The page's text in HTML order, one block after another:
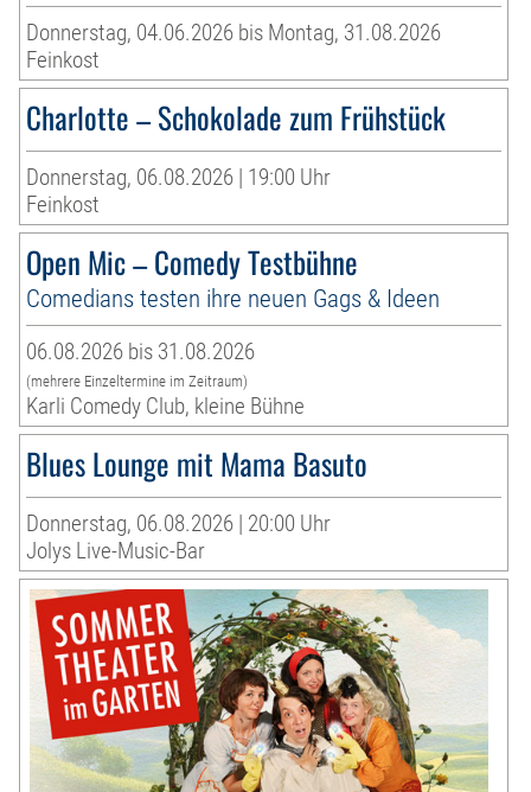
Donnerstag, 04.06.2026 bis Montag, 31.08.2026
Feinkost
Charlotte – Schokolade zum Frühstück
Donnerstag, 06.08.2026 | 19:00 Uhr
Feinkost
Open Mic – Comedy Testbühne
Comedians testen ihre neuen Gags & Ideen
06.08.2026 bis 31.08.2026
(mehrere Einzeltermine im Zeitraum)
Karli Comedy Club, kleine Bühne
Blues Lounge mit Mama Basuto
Donnerstag, 06.08.2026 | 20:00 Uhr
Jolys Live-Music-Bar